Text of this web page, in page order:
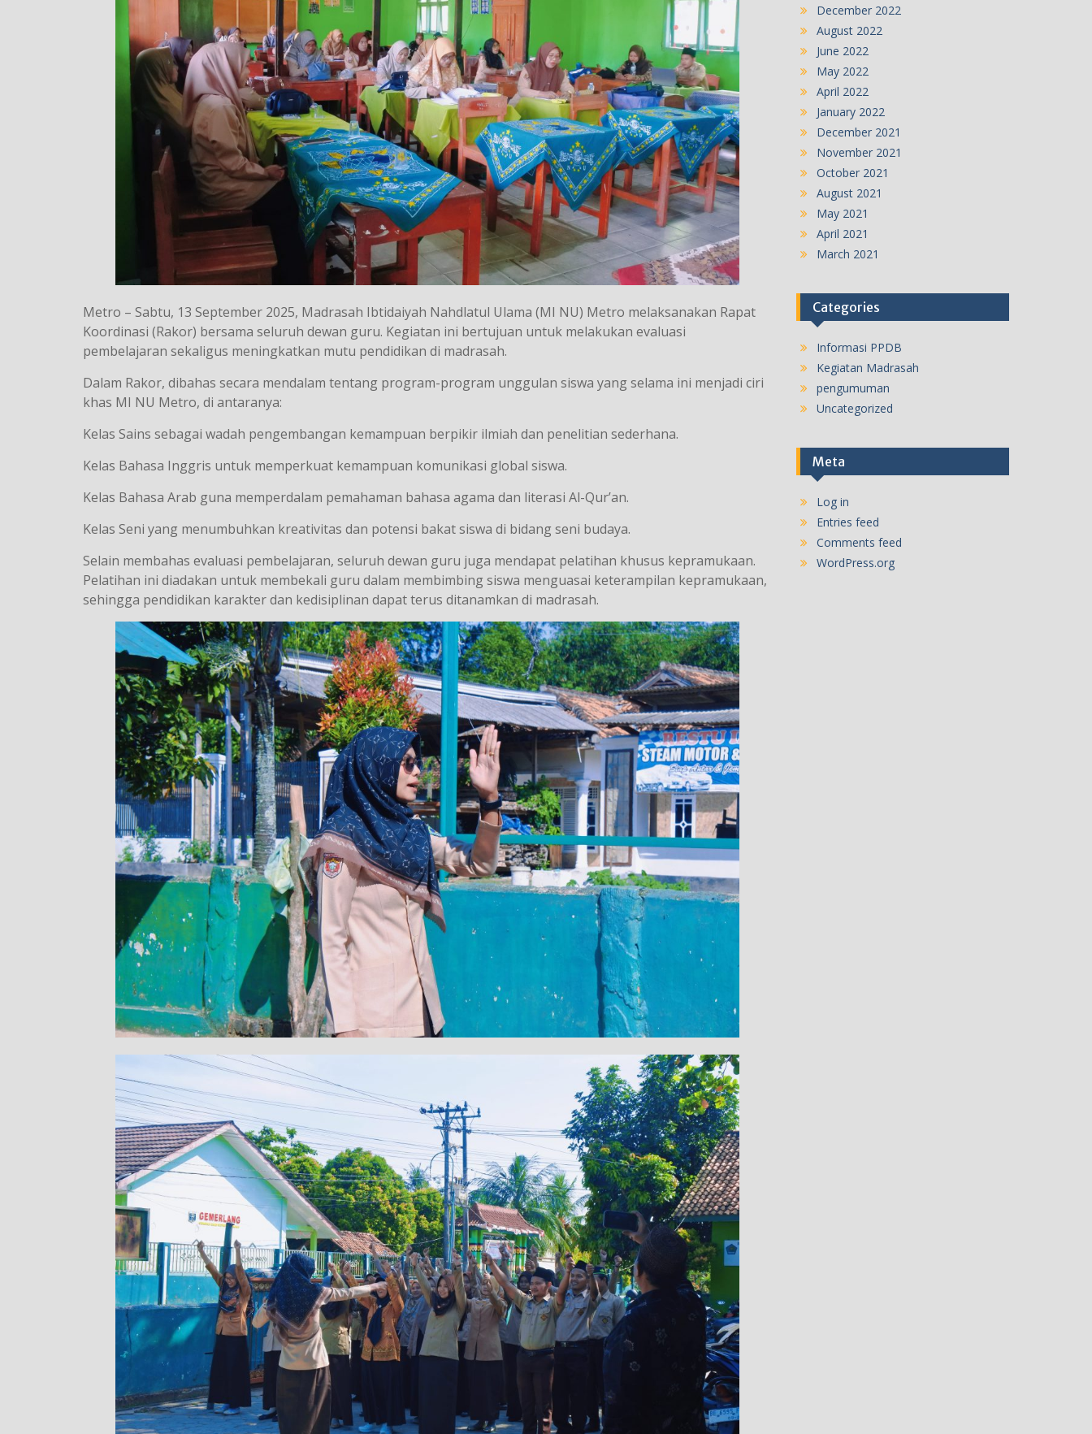
Metro – Sabtu, 13 September 2025, Madrasah Ibtidaiyah Nahdlatul Ulama (MI NU) Metro melaksanakan Rapat
Koordinasi (Rakor) bersama seluruh dewan guru. Kegiatan ini bertujuan untuk melakukan evaluasi
pembelajaran sekaligus meningkatkan mutu pendidikan di madrasah.
Dalam Rakor, dibahas secara mendalam tentang program-program unggulan siswa yang selama ini menjadi ciri
khas MI NU Metro, di antaranya:
Kelas Sains sebagai wadah pengembangan kemampuan berpikir ilmiah dan penelitian sederhana.
Kelas Bahasa Inggris untuk memperkuat kemampuan komunikasi global siswa.
Kelas Bahasa Arab guna memperdalam pemahaman bahasa agama dan literasi Al-Qur’an.
Kelas Seni yang menumbuhkan kreativitas dan potensi bakat siswa di bidang seni budaya.
Selain membahas evaluasi pembelajaran, seluruh dewan guru juga mendapat pelatihan khusus kepramukaan.
Pelatihan ini diadakan untuk membekali guru dalam membimbing siswa menguasai keterampilan kepramukaan,
sehingga pendidikan karakter dan kedisiplinan dapat terus ditanamkan di madrasah.
December 2022
August 2022
June 2022
May 2022
April 2022
January 2022
December 2021
November 2021
October 2021
August 2021
May 2021
April 2021
March 2021
Categories
Informasi PPDB
Kegiatan Madrasah
pengumuman
Uncategorized
Meta
Log in
Entries feed
Comments feed
WordPress.org